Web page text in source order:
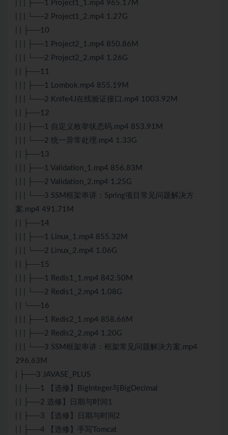
| | | ├──1 Project1_1.mp4 965.17M
| | | └──2 Project1_2.mp4 1.27G
| | ├──10
| | | ├──1 Project2_1.mp4 850.86M
| | | └──2 Project2_2.mp4 1.26G
| | ├──11
| | | ├──1 Lombok.mp4 855.19M
| | | └──2 Knife4J在线验证接口.mp4 1003.92M
| | ├──12
| | | ├──1 自定义枚举状态码.mp4 853.91M
| | | └──2 统一异常处理.mp4 1.33G
| | ├──13
| | | ├──1 Validation_1.mp4 856.83M
| | | ├──2 Validation_2.mp4 1.25G
| | | └──3 SSM框架串讲：Spring项目常见问题解决方
案.mp4 491.71M
| | ├──14
| | | ├──1 Linux_1.mp4 855.32M
| | | └──2 Linux_2.mp4 1.06G
| | ├──15
| | | ├──1 Redis1_1.mp4 842.50M
| | | └──2 Redis1_2.mp4 1.08G
| | └──16
| | | ├──1 Redis2_1.mp4 858.66M
| | | ├──2 Redis2_2.mp4 1.20G
| | | └──3 SSM框架串讲：框架常见问题解决方案.mp4
296.63M
| ├──3 JAVASE_PLUS
| | ├──1 【选修】BigInteger与BigDecimal
| | ├──2 选修】日期与时间1
| | ├──3 【选修】日期与时间2
| | ├──4 【选修】手写Tomcat